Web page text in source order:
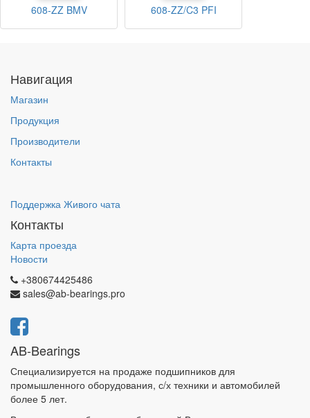
608-ZZ BMV 608-ZZ/C3 PFI
Навигация
Магазин
Продукция
Производители
Контакты
Поддержка Живого чата
Контакты
Карта проезда
Новости
+380674425486
sales@ab-bearings.pro
AB-Bearings
Специализируется на продаже подшипников для
промышленного оборудования, с/х техники и автомобилей
более 5 лет.